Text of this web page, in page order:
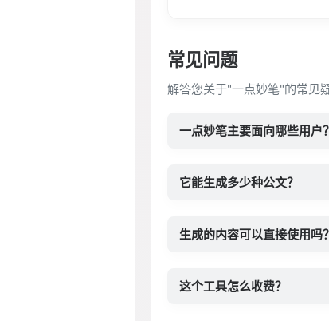
常见问题
解答您关于"一点妙笔"的常见
一点妙笔主要面向哪些用户？
它能生成多少种公文？
生成的内容可以直接使用吗？
这个工具怎么收费？